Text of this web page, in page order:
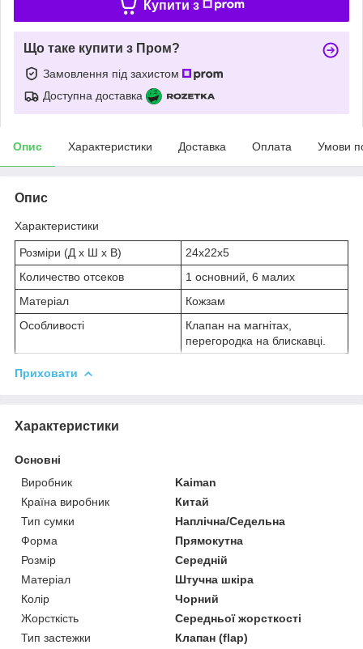
Купити з
Що таке купити з Пром?
Замовлення під захистом
Доступна доставка
Опис Характеристики Доставка Оплата Умови
Опис
Характеристики
Розміри (Д х Ш х В)
24х22х5
Количество отсеков
1 основний, 6 малих
Матеріал
Кожзам
Особливості
Клапан на магнітах,
перегородка на блискавці.
Приховати
Характеристики
Основні
Виробник
Kaiman
Країна виробник
Китай
Тип сумки
Наплічна/Седельна
Форма
Прямокутна
Розмір
Середній
Матеріал
Штучна шкіра
Колір
Чорний
Жорсткість
Середньої жорсткості
Тип застежки
Клапан (flap)